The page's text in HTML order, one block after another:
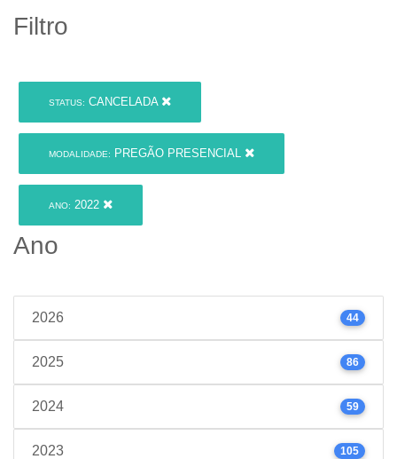
Filtro
STATUS: CANCELADA
MODALIDADE: PREGÃO PRESENCIAL
ANO: 2022
Ano
2026 44
2025 86
2024 59
2023 105